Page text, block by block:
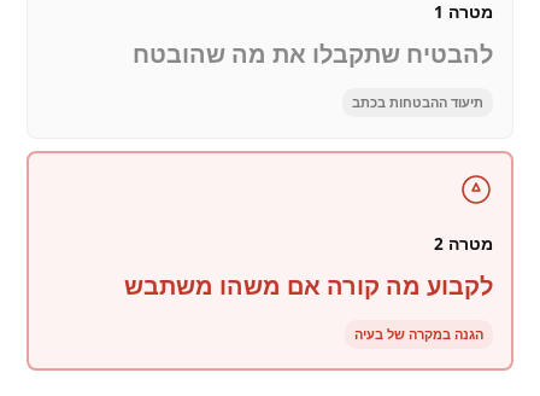
מטרה 1
להבטיח שתקבלו את מה שהובטח
תיעוד ההבטחות בכתב
מטרה 2
לקבוע מה קורה אם משהו משתבש
הגנה במקרה של בעיה